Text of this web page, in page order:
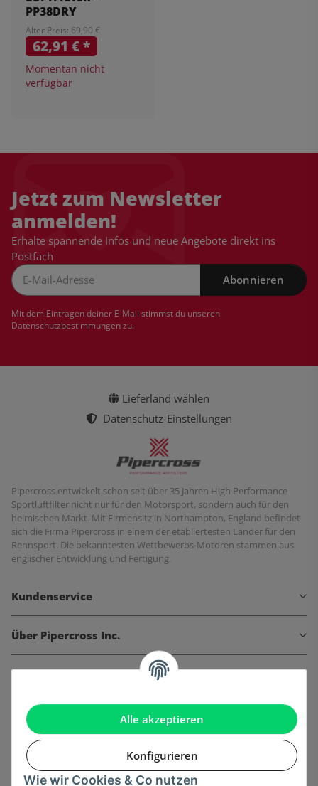
Alle akzeptieren
Konfigurieren
Wie wir Cookies & Co nutzen
PP38DRY
Alter Preis: 69,90 €
62,91 €*
Momentan nicht
verfügbar
Jetzt zum Newsletter
anmelden!
Erhalte spannende Infos und neue Angebote direkt ins
Postfach
Abonnieren
Mit dem Eintragen deiner E-Mail stimmst du unseren
Datenschutzbestimmungenzu.
Lieferland wählen
Datenschutz-Einstellungen
Pipercross entwickelt schon seit über 35 Jahren High Performance
Sportluftfilter nicht nur für den Motorsport, sondern auch für den
heimischen Markt. Mit Firmensitz in Northampton, England befindet
sich die Firma Pipercross in einem der etabliertesten Länder für den
Rennsport. Die bekanntesten Wettbewerbs-Motoren stammen aus
englischer Entwicklung und Fertigung.
Kundenservice
Über Pipercross Inc.
Informationen
Gesetzliche Informationen